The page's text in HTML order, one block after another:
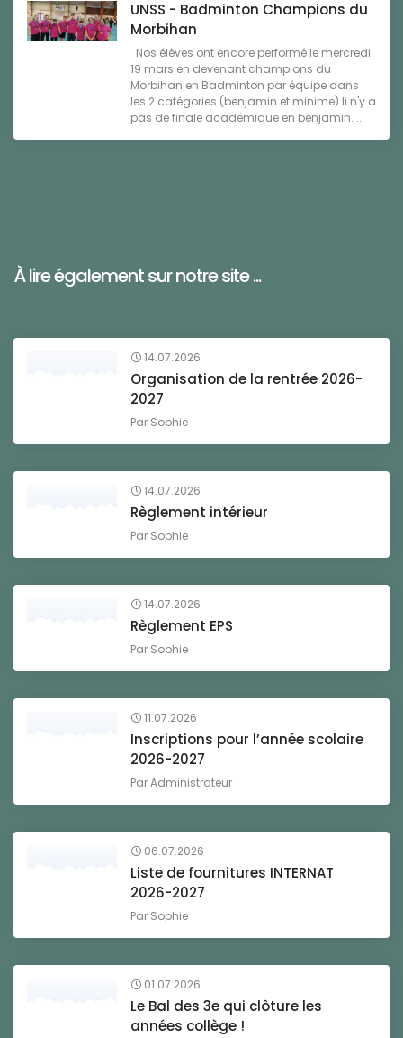
UNSS - Badminton Champions du
Morbihan
Nos élèves ont encore performé le mercredi
19 mars en devenant champions du
Morbihan en Badminton par équipe dans
les 2 catégories (benjamin et minime).Ii n'y a
pas de finale académique en benjamin. ...
À lire également sur notre site ...
14.07.2026
Organisation de la rentrée 2026-
2027
Par Sophie
14.07.2026
Règlement intérieur
Par Sophie
14.07.2026
Règlement EPS
Par Sophie
11.07.2026
Inscriptions pour l’année scolaire
2026-2027
ParAdministrateur
06.07.2026
Liste de fournitures INTERNAT
2026-2027
Par Sophie
01.07.2026
Le Bal des 3e qui clôture les
années collège !